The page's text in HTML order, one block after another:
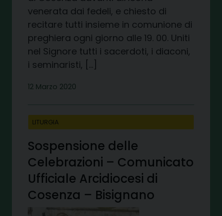
venerata dai fedeli, e chiesto di
recitare tutti insieme in comunione di
preghiera ogni giorno alle 19. 00. Uniti
nel Signore tutti i sacerdoti, i diaconi,
i seminaristi, […]
12 Marzo 2020
LITURGIA
Sospensione delle
Celebrazioni – Comunicato
Ufficiale Arcidiocesi di
Cosenza – Bisignano